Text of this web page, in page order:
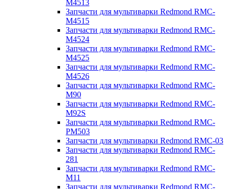
M4513
Запчасти для мультиварки Redmond RMC-
M4515
Запчасти для мультиварки Redmond RMC-
M4524
Запчасти для мультиварки Redmond RMC-
M4525
Запчасти для мультиварки Redmond RMC-
M4526
Запчасти для мультиварки Redmond RMC-
M90
Запчасти для мультиварки Redmond RMC-
M92S
Запчасти для мультиварки Redmond RMC-
PM503
Запчасти для мультиварки Redmond RMC-03
Запчасти для мультиварки Redmond RMC-
281
Запчасти для мультиварки Redmond RMC-
M11
Запчасти для мультиварки Redmond RMC-